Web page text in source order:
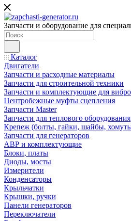
Запчасти и оборудование для
Каталог
Двигатели
Запчасти и расходные материалы
Запчасти для строительной техники
Запчасти и комплектующие для
Центробежные муфты сцепления
Запчасти Master
Запчасти для теплового оборудования
Крепеж (болты, гайки, шайбы,
Запчасти для генераторов
АВР и комплектующие
Блоки, платы
Диоды, мосты
Измерители
Конденсаторы
Крыльчатки
Крышки, ручки
Панели генераторов
Переключатели